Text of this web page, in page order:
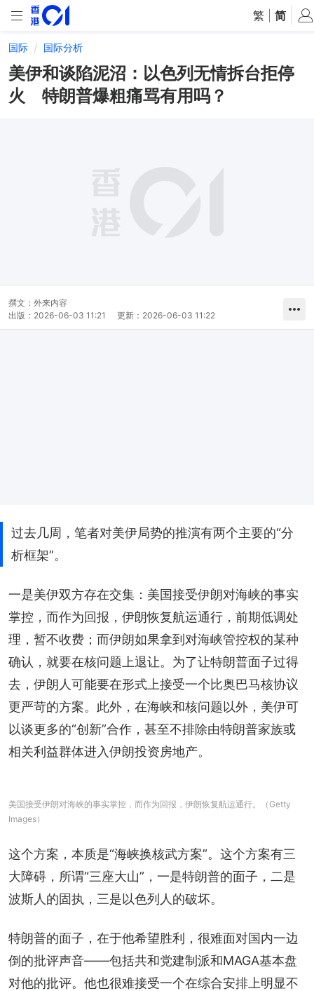
繁 简
国际 国际分析
美伊和谈陷泥沼：以色列无情拆台拒停
火 特朗普爆粗痛骂有用吗？
撰文： 外来内容
出版： 2026-06-03 11:21 更新： 2026-06-03 11:22
过去几周，笔者对美伊局势的推演有两个主要的“分
析框架”。
一是美伊双方存在交集：美国接受伊朗对海峡的事实
掌控，而作为回报，伊朗恢复航运通行，前期低调处
理，暂不收费；而伊朗如果拿到对海峡管控权的某种
确认，就要在核问题上退让。为了让特朗普面子过得
去，伊朗人可能要在形式上接受一个比奥巴马核协议
更严苛的方案。此外，在海峡和核问题以外，美伊可
以谈更多的“创新”合作，甚至不排除由特朗普家族或
相关利益群体进入伊朗投资房地产。
美国接受伊朗对海峡的事实掌控，而作为回报，伊朗恢复航运通行。（Getty
Images）
这个方案，本质是“海峡换核武方案”。这个方案有三
大障碍，所谓“三座大山”，一是特朗普的面子，二是
波斯人的固执，三是以色列人的破坏。
特朗普的面子，在于他希望胜利，很难面对国内一边
倒的批评声音——包括共和党建制派和MAGA基本盘
对他的批评。他也很难接受一个在综合安排上明显不